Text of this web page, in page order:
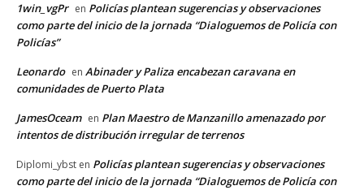
1win_vgPr en Policías plantean sugerencias y observaciones
como parte del inicio de la jornada “Dialoguemos de Policía con
Policías”
Leonardo en Abinader y Paliza encabezan caravana en
comunidades de Puerto Plata
JamesOceam en Plan Maestro de Manzanillo amenazado por
intentos de distribución irregular de terrenos
Diplomi_ybst en Policías plantean sugerencias y observaciones
como parte del inicio de la jornada “Dialoguemos de Policía con